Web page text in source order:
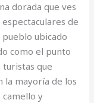
dorada que ves
de
ubicado
como el punto
que
la mayoría de los
y